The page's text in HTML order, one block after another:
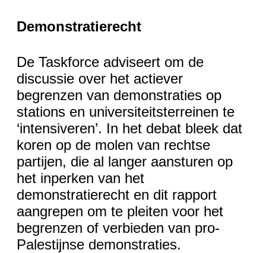
Demonstratierecht
De Taskforce adviseert om de
discussie over het actiever
begrenzen van demonstraties op
stations en universiteitsterreinen te
‘intensiveren’. In het debat bleek dat
koren op de molen van rechtse
partijen, die al langer aansturen op
het inperken van het
demonstratierecht en dit rapport
aangrepen om te pleiten voor het
begrenzen of verbieden van pro-
Palestijnse demonstraties.